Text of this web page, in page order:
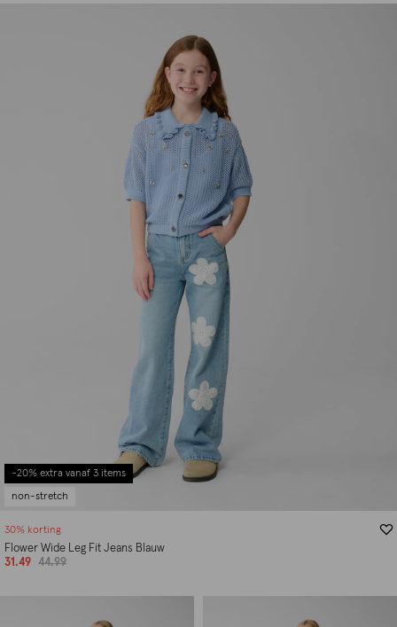
-20% extra vanaf 3 items
non-stretch
30% korting
Flower Wide Leg Fit Jeans Blauw
31.49
44.99